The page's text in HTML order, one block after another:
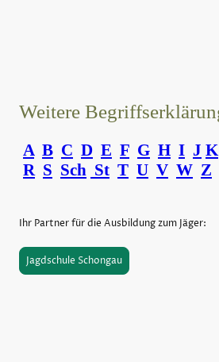
Weitere
A B C D E F G H I J K
R S Sch St T U V W Z
Ihr Partner für die Ausbildung zum Jäger:
Jagdschule Schongau